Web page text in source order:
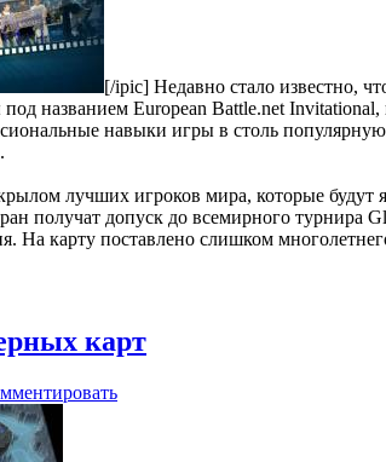
[/ipic] Недавно стало известно,
названием European Battle.net
навыки игры в столь
лучших игроков мира, которые будут
получат допуск до всемирного турнира
карту поставлено слишком
карт